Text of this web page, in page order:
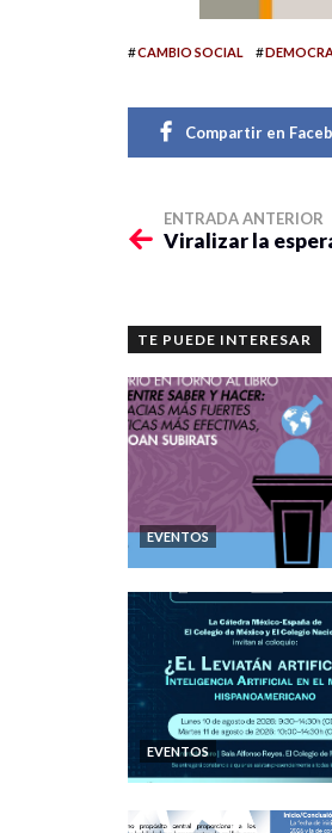
#CAMBIO SOCIAL #
Compartir en
ENTRADA ANTERIOR
Viralizar la
TE PUEDE INTERESAR
EVENTOS
EVENTOS